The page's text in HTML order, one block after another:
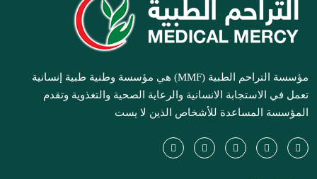
مؤسسة التراحم الطبية (MMF) هي مؤسسة وطنية طبية إنسانية
تعمل في الاستجابة الانسانية والرعاية الصحية والتغذوية وتقدم
المؤسسة المساعدة للأشخاص الذين لا يست